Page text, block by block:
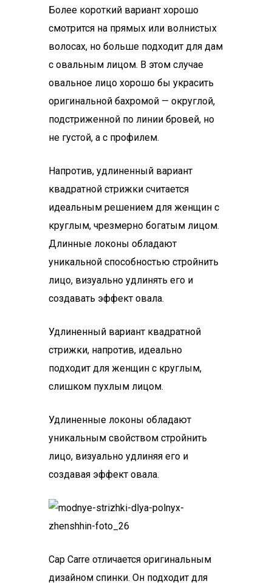
Более короткий вариант хорошо
смотрится на прямых или волнистых
волосах, но больше подходит для дам
с овальным лицом. В этом случае
овальное лицо хорошо бы украсить
оригинальной бахромой — округлой,
подстриженной по линии бровей, но
не густой, а с профилем.
Напротив, удлиненный вариант
квадратной стрижки считается
идеальным решением для женщин с
круглым, чрезмерно богатым лицом.
Длинные локоны обладают
уникальной способностью стройнить
лицо, визуально удлинять его и
создавать эффект овала.
Удлиненный вариант квадратной
стрижки, напротив, идеально
подходит для женщин с круглым,
слишком пухлым лицом.
Удлиненные локоны обладают
уникальным свойством стройнить
лицо, визуально удлиняя его и
создавая эффект овала.
Cap Carre отличается оригинальным
дизайном спинки. Он подходит для